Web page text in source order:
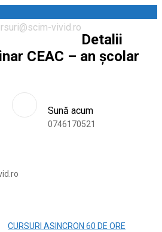
vivid.ro
Sună acum
0746170521
CURSURI ASINCRON 60 DE ORE
Detalii
CEAC – an școlar